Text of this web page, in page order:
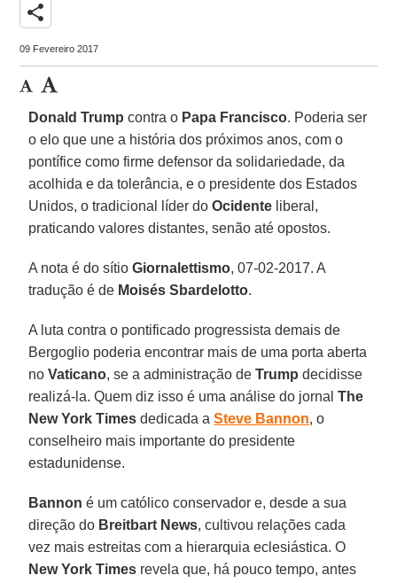
share
09 Fevereiro 2017
Donald Trump contra o Papa Francisco. Poderia ser
o elo que une a história dos próximos anos, com o
pontífice como firme defensor da solidariedade, da
acolhida e da tolerância, e o presidente dos Estados
Unidos, o tradicional líder doOcidente liberal,
praticando valores distantes, senão até opostos.
A nota é do sítioGiornalettismo, 07-02-2017. A
tradução é de Moisés Sbardelotto.
A luta contra o pontificado progressista demais de
Bergoglio poderia encontrar mais de uma porta aberta
noVaticano, se a administração deTrump decidisse
realizá-la. Quem diz isso é uma análise do jornalThe
New York Times dedicada aSteve Bannon, o
conselheiro mais importante do presidente
estadunidense.
Bannon é um católico conservador e, desde a sua
direção do Breitbart News, cultivou relações cada
vez mais estreitas com a hierarquia eclesiástica. O
New York Times revela que, há pouco tempo, antes